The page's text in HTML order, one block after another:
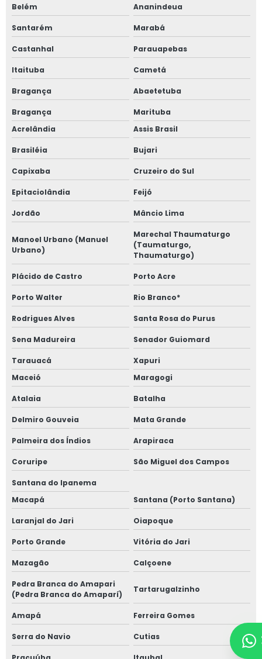
Belém
Ananindeua
Santarém Marabá
Castanhal Parauapebas
Itaituba Cametá
Bragança Abaetetuba
Bragança
Marituba
Acrelândia
Assis Brasil
Brasiléia Bujari
Capixaba Cruzeiro do Sul
Epitaciolândia Feijó
Jordão Mâncio Lima
Manoel Urbano (Manuel
Urbano)
Marechal Thaumaturgo
(Taumaturgo,
Thaumaturgo)
Plácido de Castro Porto Acre
Porto Walter Rio Branco*
Rodrigues Alves Santa Rosa do Purus
Sena Madureira Senador Guiomard
Tarauacá
Xapuri
Maceió
Maragogi
Atalaia Batalha
Delmiro Gouveia Mata Grande
Palmeira dos Índios Arapiraca
Coruripe São Miguel dos Campos
Santana do Ipanema
Macapá
Santana (Porto Santana)
Laranjal do Jari Oiapoque
Porto Grande Vitória do Jari
Mazagão Calçoene
Pedra Branca do Amapari
(Pedra Branca do Amaparí)
Tartarugalzinho
Amapá Ferreira Gomes
Serra do Navio Cutias